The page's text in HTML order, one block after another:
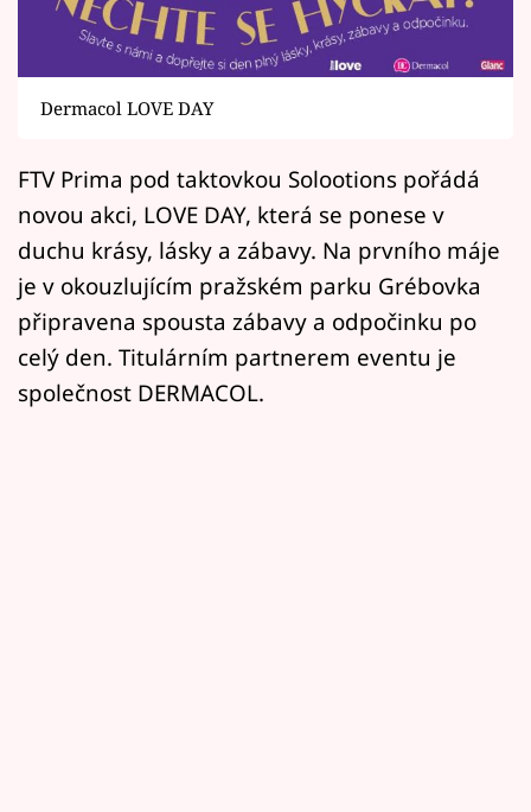
Filmový festival Karlovy Vary
Přihlášení
Sledujte nás
Dermacol LOVE DAY
FTV Prima pod taktovkou Solootions pořádá
novou akci, LOVE DAY, která se ponese v
duchu krásy, lásky a zábavy. Na prvního máje
je v okouzlujícím pražském parku Grébovka
připravena spousta zábavy a odpočinku po
celý den. Titulárním partnerem eventu je
společnost DERMACOL.